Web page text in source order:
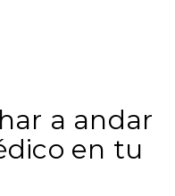
a andar
en tu